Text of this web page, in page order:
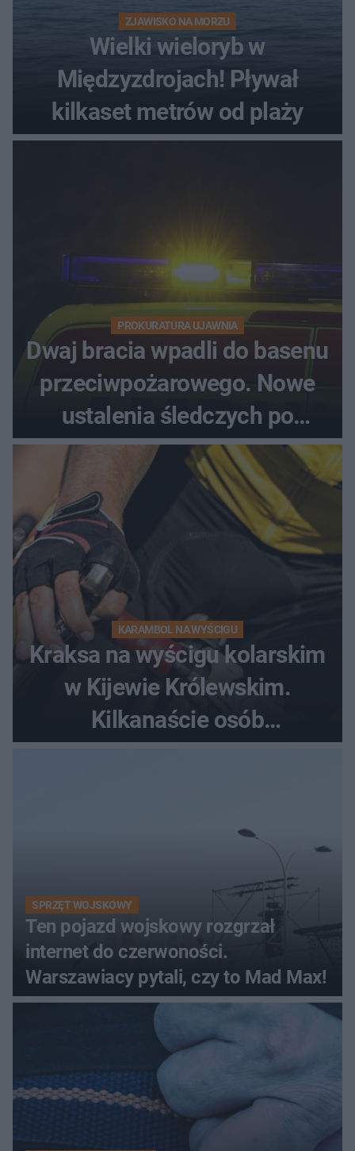
ZJAWISKO NA MORZU
Wielki wieloryb w
Międzyzdrojach! Pływał
kilkaset metrów od plaży
PROKURATURA UJAWNIA
Dwaj bracia wpadli do basenu
przeciwpożarowego. Nowe
ustalenia śledczych po
dramatycznej akcji
KARAMBOL NA WYŚCIGU
Kraksa na wyścigu kolarskim
w Kijewie Królewskim.
Kilkanaście osób
poszkodowanych, lądował
SPRZĘT WOJSKOWY
Ten pojazd wojskowy rozgrzał
internet do czerwoności.
Warszawiacy pytali, czy to Mad Max!